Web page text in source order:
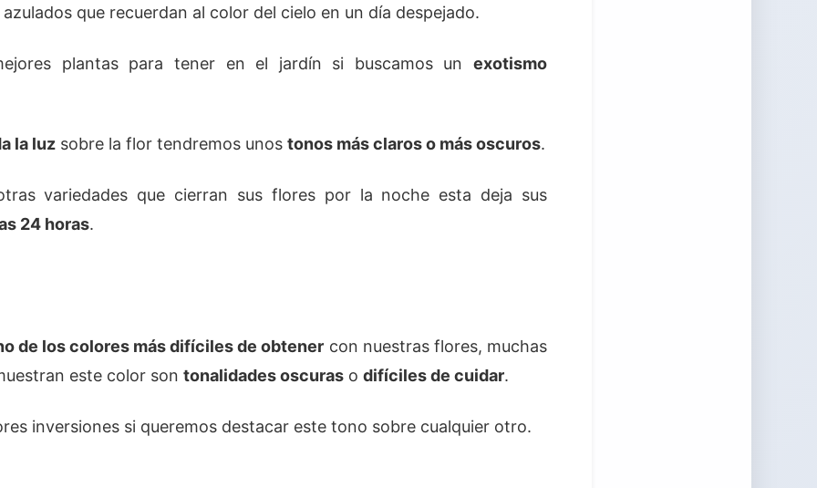
que recuerdan al color del cielo en un día despejado.
plantas para tener en el jardín si buscamos un exotismo
la luz sobre la flor tendremos unos tonos más claros o más oscuros.
variedades que cierran sus flores por la noche esta deja sus
24 horas.
de los colores más difíciles de obtener con nuestras flores, muchas
este color son tonalidades oscuras o difíciles de cuidar.
inversiones si queremos destacar este tono sobre cualquier otro.